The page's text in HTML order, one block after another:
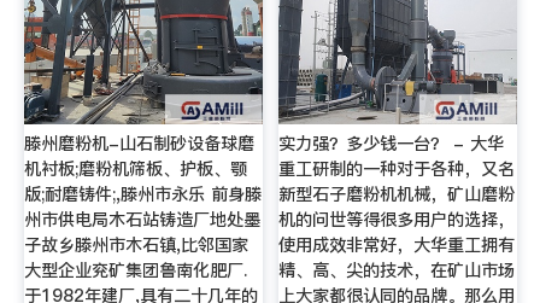
滕州磨粉机-山石制砂设备球磨
机衬板;磨粉机筛板、护板、颚
版;耐磨铸件;,滕州市永乐 前身滕
州市供电局木石站铸造厂地处墨
子故乡滕州市木石镇,比邻国家
大型企业兖矿集团鲁南化肥厂.
于1982年建厂,具有二十几年的
实力强？多少钱一台？ - 大华
重工研制的一种对于各种，又名
新型石子磨粉机机械，矿山磨粉
机的问世等得很多用户的选择，
使用成效非常好，大华重工拥有
精、高、尖的技术，在矿山市场
上大家都很认同的品牌。那么用